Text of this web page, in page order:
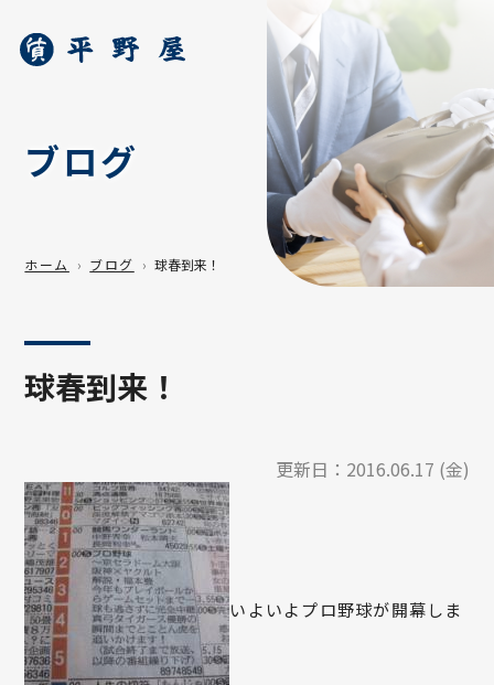
ブログ
ホーム ブログ 球春到来！
球春到来！
更新日： 2016.06.17 (金)
いよいよプロ野球が開幕しま